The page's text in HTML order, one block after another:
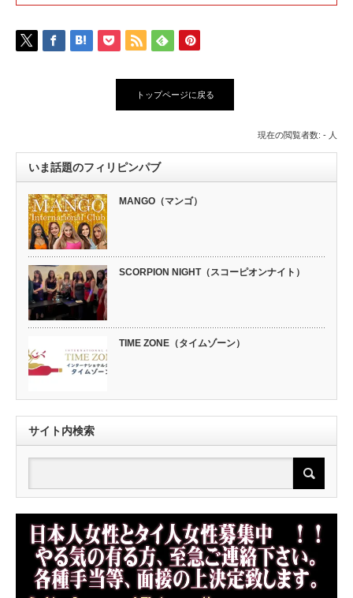
トップページに戻る
現在の閲覧者数: - 人
いま話題のフィリピンパブ
MANGO（マンゴ）
SCORPION NIGHT（スコーピオンナイト）
TIME ZONE（タイムゾーン）
サイト内検索